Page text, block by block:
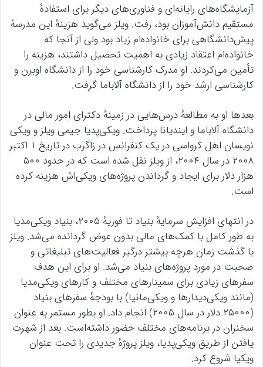
آزمایشگاه‌های رایانه‌ای و فناوری‌های دیگر برای استفادهٔ
مستقیم دانش‌آموزان بود، رفت. ویلز می‌گوید هزینهٔ این مدرسهٔ
پیش‌دانشگاهی برای خانواده‌ام زیاد بود ولی از آنجا که
خانواده‌ام اعتقاد زیادی به اهمیت تحصیل داشتند، هزینه را
تأمین می‌کردند. او مدرک کارشناسی خود را از دانشگاه اوبرن و
کارشناسی ارشد خود را از دانشگاه آلاباما گرفت.
بعدها او به مطالعهٔ درس‌هایی در زمینهٔ دکترای امور مالی در
دانشگاه آلاباما و ایندیانا پرداخت. ویکی‌پدیا جیمی ویلز و ویکی
نویسان اهل کرواسی در یک کنفرانس در زاگرب در تاریخ ۱ اکتبر
۲۰۰۸ در سال ۲۰۰۴، از ویلز نقل شده است که در حدود ۵۰۰
هزار دلار برای ایجاد و گرداندن پروژه‌های ویکی‌اش هزینه کرده
است.
در انتهای افزایش سرمایهٔ بنیاد تا فوریهٔ ۲۰۰۵، بنیاد ویکی‌مدیا
به طور کامل با کمک‌های مالی بدون عوض گردانده می‌شد. ویلز
با گذشت زمان هرچه بیشتر درگیر فعالیت‌های تبلیغاتی و
صحبت در مورد پروژه‌های بنیاد می‌شد. او برای این هدف
سفرهای زیادی برای سمینارهای مختلف و کارهای ویکی‌مدیا
(مانند ویکی‌دیدارها و ویکی‌مانیا) با بودجهٔ سفرهای بنیاد
(۲۵۰۰۰ دلار در سال ۲۰۰۵) انجام داد. او بطور مستمر به عنوان
سخنران در برنامه‌های مختلف حضور داشته‌است. بعد از شهرت
یافتن از طریق ویکی‌پدیا، ویلز پروژهٔ جدیدی را تحت عنوان
ویکیا شروع کرد.